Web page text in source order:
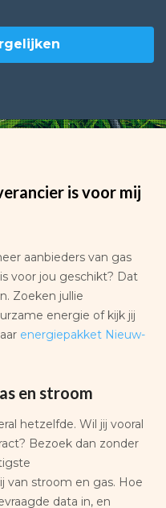
is voor mij
aanbieders van gas
voor jou geschikt? Dat
Zoeken jullie
energie of kijk jij
energiepakket Nieuw-
en stroom
hetzelfde. Wil jij vooral
Bezoek dan zonder
van stroom en gas. Hoe
data in, en